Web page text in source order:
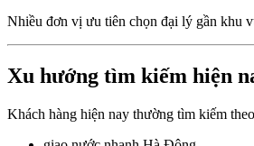
Nhiều đơn vị ưu tiên chọn đại lý gần khu
Xu hướng tìm kiếm hiện
Khách hàng hiện nay thường tìm kiếm